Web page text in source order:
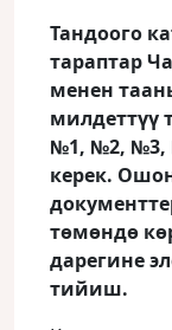
Тандоого
тараптар
менен
милдеттүү
№1, №2, №3,
керек.
төмөндө
дарегине
тийиш.